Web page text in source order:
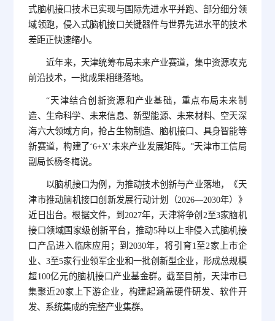
式脑机接口技术已实现与国际先进水平并跑、部分细分领
域领跑，侵入式脑机接口关键器件与世界先进水平的技术
差距正快速缩小。
近年来，天津统筹布局未来产业赛道，集中资源攻克
前沿技术，一批成果相继落地。
“天津结合创新资源和产业基础，重点布局未来制
造、生命科学、未来信息、新型能源、未来材料、空天深
海六大领域方向，抢占生物制造、脑机接口、具身智能等
新赛道，构建了‘6+X’未来产业发展矩阵。”天津市工信局
副局长杨冬梅说。
以脑机接口为例，为推动技术创新与产业落地，《天
津市推动脑机接口创新发展行动计划（2026—2030年）》
近日出台。根据文件，到2027年，天津将争创2至3家脑机
接口领域国家级创新平台，推动5种以上非侵入式脑机接
口产品进入临床应用；到2030年，将引育1至2家上市企
业、3至5家行业领军企业和一批创新型企业，形成总规模
超100亿元的脑机接口产业基金群。截至目前，天津市已
集聚近20家上下游企业，构建起涵盖硬件研发、软件开
发、系统集成的完整产业集群。